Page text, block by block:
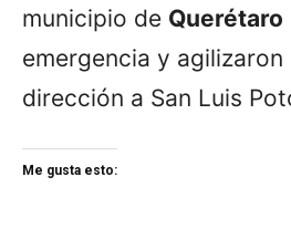
municipio de Querétaro
emergencia y
dirección a San Luis
Me gusta esto: